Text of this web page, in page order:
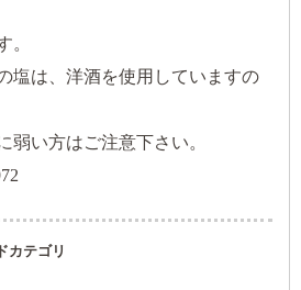
。
塩は、洋酒を使用していますの
弱い方はご注意下さい。
カテゴリ